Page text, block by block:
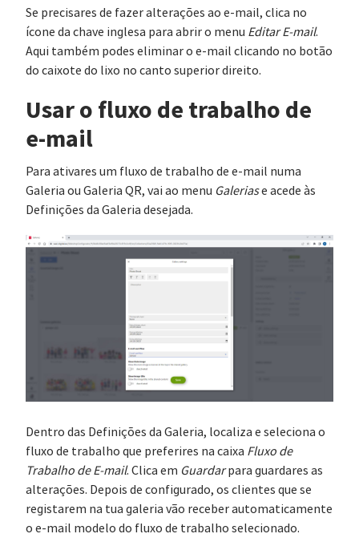
Se precisares de fazer alterações ao e-mail, clica no
ícone da chave inglesa para abrir o menu Editar E-mail.
Aqui também podes eliminar o e-mail clicando no botão
do caixote do lixo no canto superior direito.
Usar o fluxo de trabalho de
e-mail
Para ativares um fluxo de trabalho de e-mail numa
Galeria ou Galeria QR, vai ao menu Galeriase acede às
Definições da Galeria desejada.
Dentro das Definições da Galeria, localiza e seleciona o
fluxo de trabalho que preferires na caixa Fluxo de
Trabalho de E-mail. Clica em Guardarpara guardares as
alterações. Depois de configurado, os clientes que se
registarem na tua galeria vão receber automaticamente
o e-mail modelo do fluxo de trabalho selecionado.